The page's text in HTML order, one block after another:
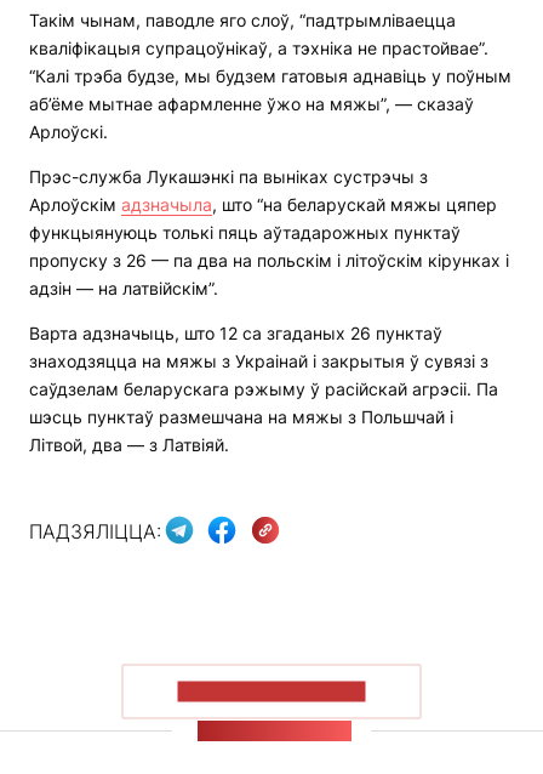
Такім чынам, паводле яго слоў, “падтрымліваецца
кваліфікацыя супрацоўнікаў, а тэхніка не прастойвае”.
“Калі трэба будзе, мы будзем гатовыя аднавіць у поўным
аб’ёме мытнае афармленне ўжо на мяжы”, — сказаў
Арлоўскі.
Прэс-служба Лукашэнкі па выніках сустрэчы з
Арлоўскім адзначыла, што “на беларускай мяжы цяпер
функцыянуюць толькі пяць аўтадарожных пунктаў
пропуску з 26 — па два на польскім і літоўскім кірунках і
адзін — на латвійскім”.
Варта адзначыць, што 12 са згаданых 26 пунктаў
знаходзяцца на мяжы з Украінай і закрытыя ў сувязі з
саўдзелам беларускага рэжыму ў расійскай агрэсіі. Па
шэсць пунктаў размешчана на мяжы з Польшчай і
Літвой, два — з Латвіяй.
ПАДЗЯЛІЦЦА: